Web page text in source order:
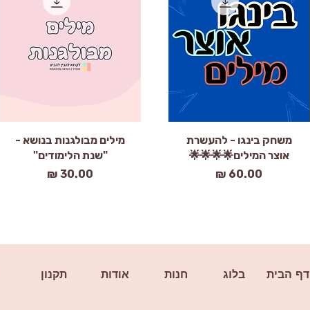
תצוגה מהירה
משחק בינגו - להעשרת
אוצר המילים🌟🌟🌟🌟
מחיר
תצוגה מהירה
מילים מבולגנות בנושא -
"שנת הלימודים"
מחיר
אודות תקנון דף הבית בלוג חנות